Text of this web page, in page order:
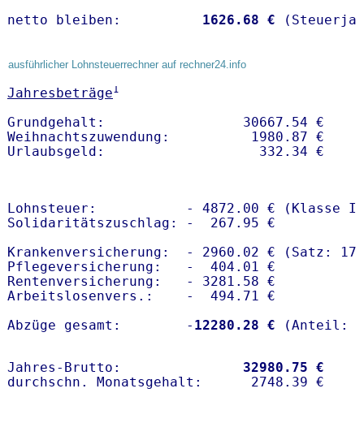
netto bleiben: 1626.68 €
ausführlicher Lohnsteuerrechner auf rechner24.info
Jahresbeträge1
Grundgehalt:                 30667.54 €
Weihnachtszuwendung:          1980.87 €
Lohnsteuer:           - 4872.00 € (Klasse I)
Solidaritätszuschlag: -  267.95 €
Krankenversicherung:  - 2960.02 € (Satz:
Pflegeversicherung:   -  404.01 €
Rentenversicherung:   - 3281.58 €
Arbeitslosenvers.:    -  494.71 €
Abzüge gesamt:        - 12280.28 €
Jahres-Brutto: 32980.75 €